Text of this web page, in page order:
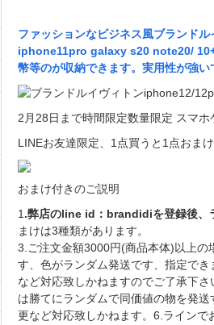
ファッションなビジネス風ブランド
iphone11pro galaxy s20 note20/ 10+
幣等のが収納できます。実用性が強い
2月28日まで時間限定数量限定 スマ
LINEお友達限定、1点買うと1点おま
おまけ付きのご説明
1 .弊店のline id：brandidiを登録後、
まけは3種類があります。
3.ご注文金額3000円(商品本体)以上の
す、色がランダム発送です、指定で
など対応致しかねますのでご了承下
は勝てにランダムで同価値の物を発
更など対応致しかねます。6.ライン